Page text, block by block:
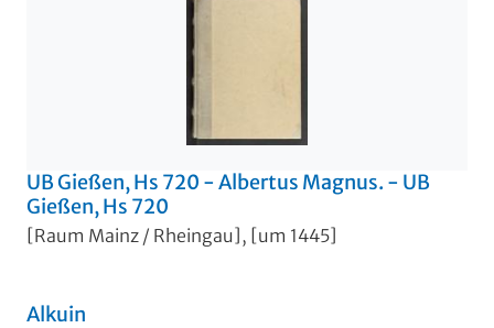
UB Gießen, Hs 720 - Albertus Magnus. - UB
Gießen, Hs 720
[Raum Mainz / Rheingau], [um 1445]
Alkuin